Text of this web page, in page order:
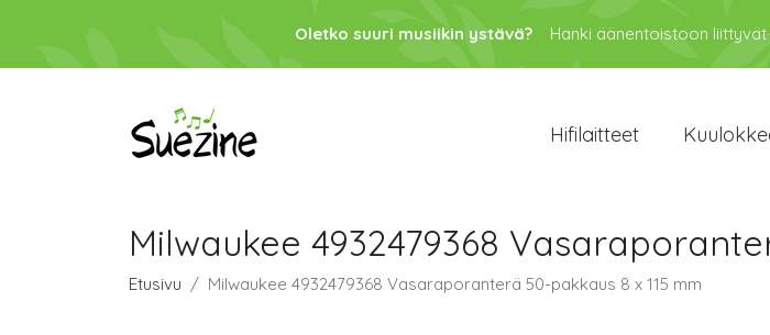
Oletko suuri musiikin ystävä? Hanki äänentoistoon
Hifilaitteet
Milwaukee 4932479368
Etusivu Milwaukee 4932479368 Vasaraporanterä 50-pakkaus 8 x 115 mm